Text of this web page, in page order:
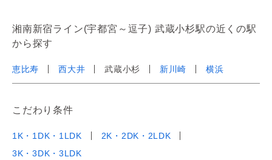
湘南新宿ライン(宇都宮～逗子) 武蔵小杉駅の近くの駅
から探す
恵比寿 西大井 武蔵小杉 新川崎 横浜
こだわり条件
1K・1DK・1LDK
2K・2DK・2LDK
3K・3DK・3LDK